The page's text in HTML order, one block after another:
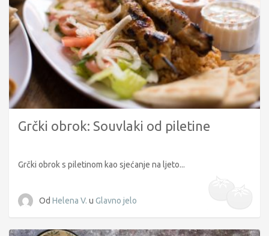
Grčki obrok: Souvlaki od piletine
Grčki obrok s piletinom kao sjećanje na ljeto...
Od Helena V. u Glavno jelo